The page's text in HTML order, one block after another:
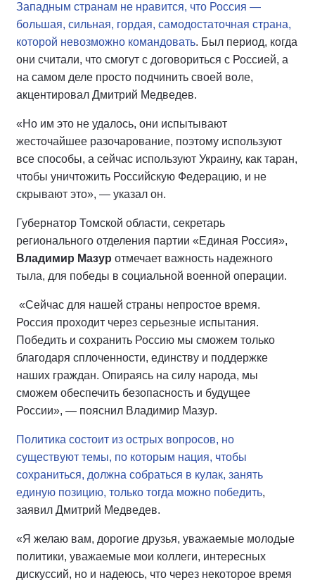
Западным странам не нравится, что Россия —
большая, сильная, гордая, самодостаточная страна,
которой невозможно командовать. Был период, когда
они считали, что смогут с договориться с Россией, а
на самом деле просто подчинить своей воле,
акцентировал Дмитрий Медведев.
«Но им это не удалось, они испытывают
жесточайшее разочарование, поэтому используют
все способы, а сейчас используют Украину, как таран,
чтобы уничтожить Российскую Федерацию, и не
скрывают это», — указал он.
Губернатор Томской области, секретарь
регионального отделения партии «Единая Россия»,
Владимир Мазур отмечает важность надежного
тыла, для победы в социальной военной операции.
«Сейчас для нашей страны непростое время.
Россия проходит через серьезные испытания.
Победить и сохранить Россию мы сможем только
благодаря сплоченности, единству и поддержке
наших граждан. Опираясь на силу народа, мы
сможем обеспечить безопасность и будущее
России», — пояснил Владимир Мазур.
Политика состоит из острых вопросов, но
существуют темы, по которым нация, чтобы
сохраниться, должна собраться в кулак, занять
единую позицию, только тогда можно победить,
заявил Дмитрий Медведев.
«Я желаю вам, дорогие друзья, уважаемые молодые
политики, уважаемые мои коллеги, интересных
дискуссий, но и надеюсь, что через некоторое время